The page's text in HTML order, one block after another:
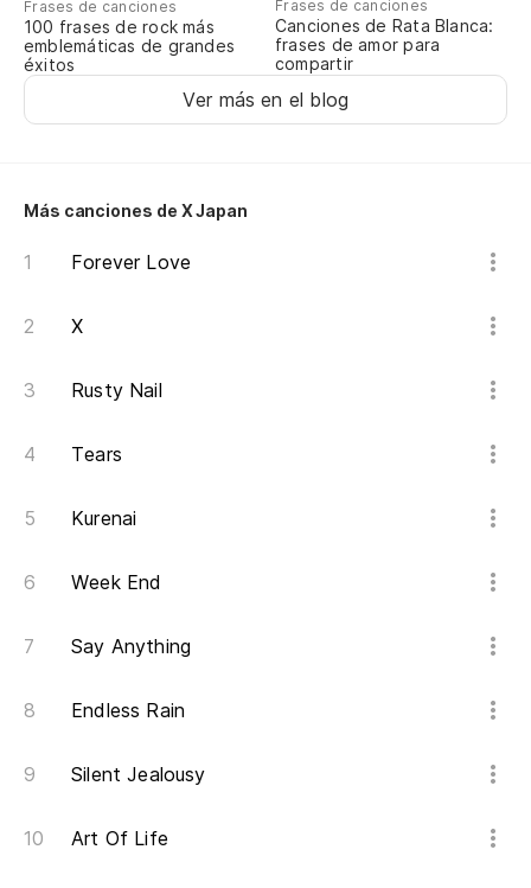
Frases de canciones
100 frases de rock más
emblemáticas de grandes
éxitos
Frases de canciones
Canciones de Rata Blanca:
frases de amor para
compartir
Ver más en el blog
Más canciones de X Japan
Forever Love
X
Rusty Nail
Tears
Kurenai
Week End
Say Anything
Endless Rain
Silent Jealousy
Art Of Life